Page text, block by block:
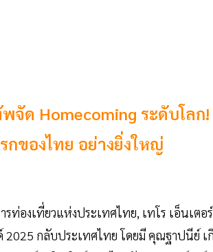
จัด Homecoming ระดับโล
กของไทย อย่างยิ่งใหญ่
รท่องเที่ยวแห่งประเทศไทย, เทโร เอ็นเต
2025 กลับประเทศไทย โดยมี คุณฐาปนีย์